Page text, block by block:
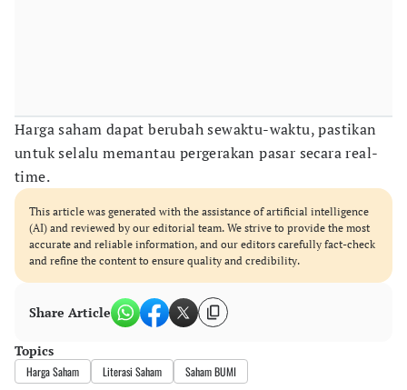
Harga saham dapat berubah sewaktu-waktu, pastikan
untuk selalu memantau pergerakan pasar secara real-
time.
This article was generated with the assistance of artificial intelligence
(AI) and reviewed by our editorial team. We strive to provide the most
accurate and reliable information, and our editors carefully fact-check
and refine the content to ensure quality and credibility.
Share Article
Topics
Harga Saham Literasi Saham Saham BUMI